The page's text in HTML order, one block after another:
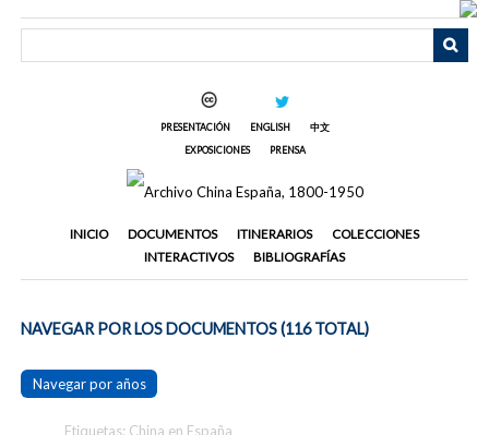
PRESENTACIÓN ENGLISH
中文
EXPOSICIONES
PRENSA
INICIO DOCUMENTOS ITINERARIOS
COLECCIONES
INTERACTIVOS
BIBLIOGRAFÍAS
NAVEGAR POR LOS DOCUMENTOS (116 TOTAL)
Navegar por años
Etiquetas: China en España